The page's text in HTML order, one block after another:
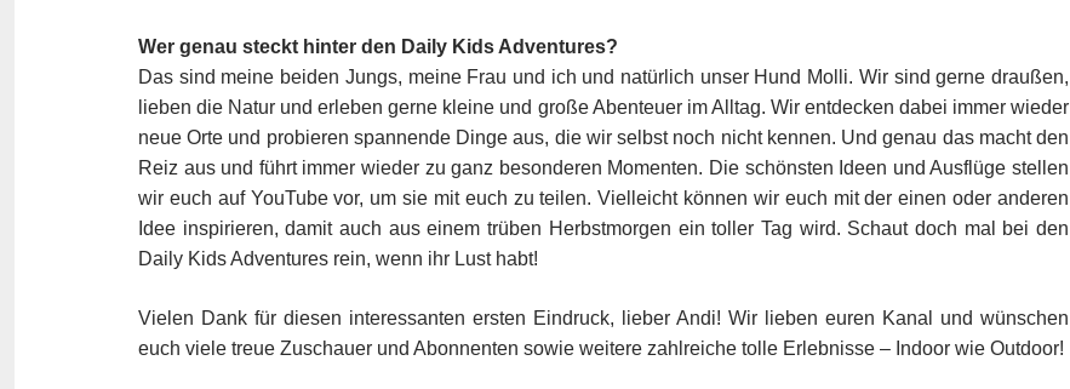
Wer genau steckt hinter den Daily Kids Adventures?
Das sind meine beiden Jungs, meine Frau und ich und natürlich unser Hund Molli. Wir sind gerne draußen,
lieben die Natur und erleben gerne kleine und große Abenteuer im Alltag. Wir entdecken dabei immer wieder
neue Orte und probieren spannende Dinge aus, die wir selbst noch nicht kennen. Und genau das macht den
Reiz aus und führt immer wieder zu ganz besonderen Momenten. Die schönsten Ideen und Ausflüge stellen
wir euch auf YouTube vor, um sie mit euch zu teilen. Vielleicht können wir euch mit der einen oder anderen
Idee inspirieren, damit auch aus einem trüben Herbstmorgen ein toller Tag wird. Schaut doch mal bei den
Daily Kids Adventures rein, wenn ihr Lust habt!
Vielen Dank für diesen interessanten ersten Eindruck, lieber Andi! Wir lieben euren Kanal und wünschen
euch viele treue Zuschauer und Abonnenten sowie weitere zahlreiche tolle Erlebnisse – Indoor wie Outdoor!